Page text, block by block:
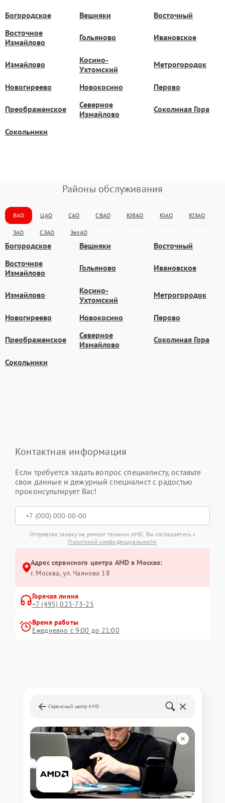
Богородское Вешняки
Восточный
Восточное
Измайлово
Гольяново Ивановское
Измайлово
Косино-
Ухтомский
Метрогородок
Новогиреево Новокосино Перово
Преображенское
Северное
Измайлово
Соколиная Гора
Сокольники
Районы обслуживания
ВАО ЦАО САО СВАО ЮВАО ЮАО ЮЗАО
ЗАО СЗАО ЗелАО
Богородское Вешняки
Восточный
Восточное
Измайлово
Гольяново Ивановское
Измайлово
Косино-
Ухтомский
Метрогородок
Новогиреево Новокосино Перово
Преображенское
Северное
Измайлово
Соколиная Гора
Сокольники
Контактная информация
Если требуется задать вопрос специалисту, оставьте
свои данные и дежурный специалист с радостью
проконсультирует Вас!
Отправляя заявку на ремонт техники AMD, Вы соглашаетесь с
Политикой конфиденциальности
Адрес сервисного центра AMD в Москве:
г. Москва, ул. Чаянова 18
Горячая линия
+7 (495) 023-73-25
Время работы
Ежедневно с 9:00 до 21:00
Сервисный центр AMD